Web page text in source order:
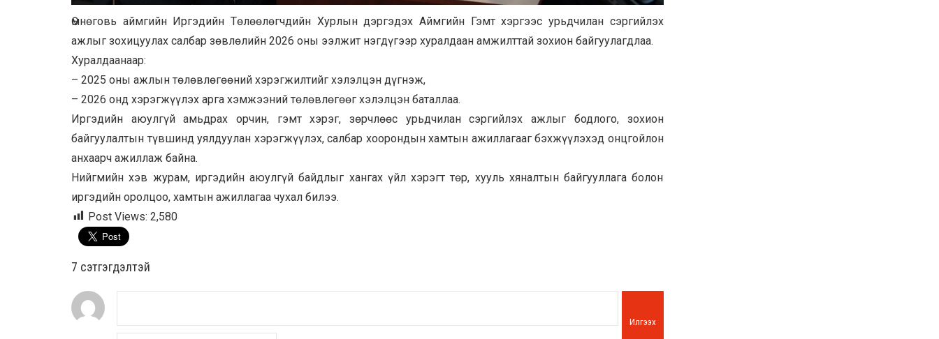
Өмнөговь аймгийн Иргэдийн Төлөөлөгчдийн Хурлын дэргэдэх Аймгийн Гэмт хэргээс урьдчилан сэргийлэх
ажлыг зохицуулах салбар зөвлөлийн 2026 оны ээлжит нэгдүгээр хуралдаан амжилттай зохион байгуулагдлаа.
Хуралдаанаар:
– 2025 оны ажлын төлөвлөгөөний хэрэгжилтийг хэлэлцэн дүгнэж,
– 2026 онд хэрэгжүүлэх арга хэмжээний төлөвлөгөөг хэлэлцэн баталлаа.
Иргэдийн аюулгүй амьдрах орчин, гэмт хэрэг, зөрчлөөс урьдчилан сэргийлэх ажлыг бодлого, зохион
байгуулалтын түвшинд уялдуулан хэрэгжүүлэх, салбар хоорондын хамтын ажиллагааг бэхжүүлэхэд онцгойлон
анхаарч ажиллаж байна.
Нийгмийн хэв журам, иргэдийн аюулгүй байдлыг хангах үйл хэрэгт төр, хууль хяналтын байгууллага болон
иргэдийн оролцоо, хамтын ажиллагаа чухал билээ.
Post Views: 2,580
7 cэтгэгдэлтэй
Илгээх